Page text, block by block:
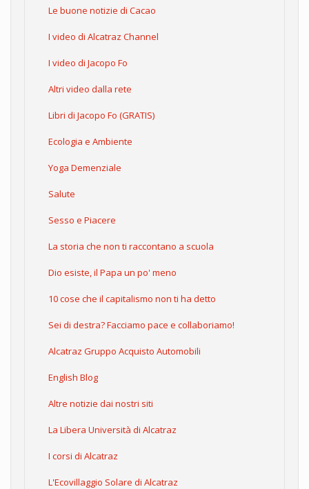
Le buone notizie di Cacao
I video di Alcatraz Channel
I video di Jacopo Fo
Altri video dalla rete
Libri di Jacopo Fo (GRATIS)
Ecologia e Ambiente
Yoga Demenziale
Salute
Sesso e Piacere
La storia che non ti raccontano a scuola
Dio esiste, il Papa un po' meno
10 cose che il capitalismo non ti ha detto
Sei di destra? Facciamo pace e collaboriamo!
Alcatraz Gruppo Acquisto Automobili
English Blog
Altre notizie dai nostri siti
La Libera Università di Alcatraz
I corsi di Alcatraz
L'Ecovillaggio Solare di Alcatraz